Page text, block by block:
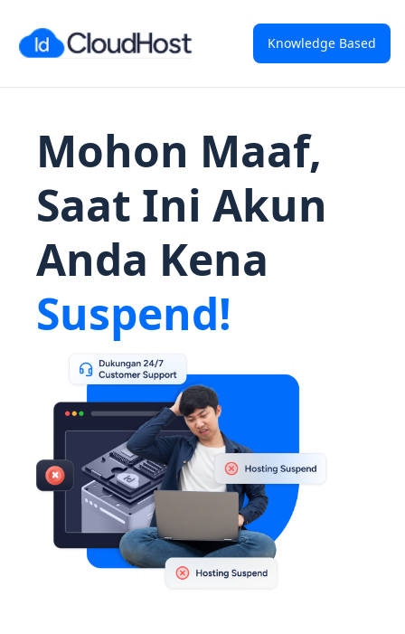
Knowledge Based
Mohon Maaf,
Saat Ini Akun
Anda Kena
Suspend!